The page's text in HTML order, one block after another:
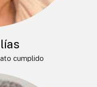
cumplido